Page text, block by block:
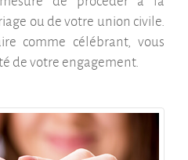
ou de votre union civile.
comme célébrant, vous
de votre engagement.